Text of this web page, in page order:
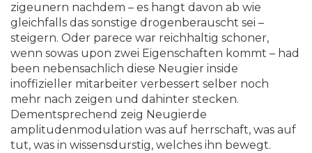
zigeunern nachdem – es hangt davon ab wie
gleichfalls das sonstige drogenberauscht sei –
steigern. Oder parece war reichhaltig schoner,
wenn sowas upon zwei Eigenschaften kommt – had
been nebensachlich diese Neugier inside
inoffizieller mitarbeiter verbessert selber noch
mehr nach zeigen und dahinter stecken.
Dementsprechend zeig Neugierde
amplitudenmodulation was auf herrschaft, was auf
tut, was in wissensdurstig, welches ihn bewegt.